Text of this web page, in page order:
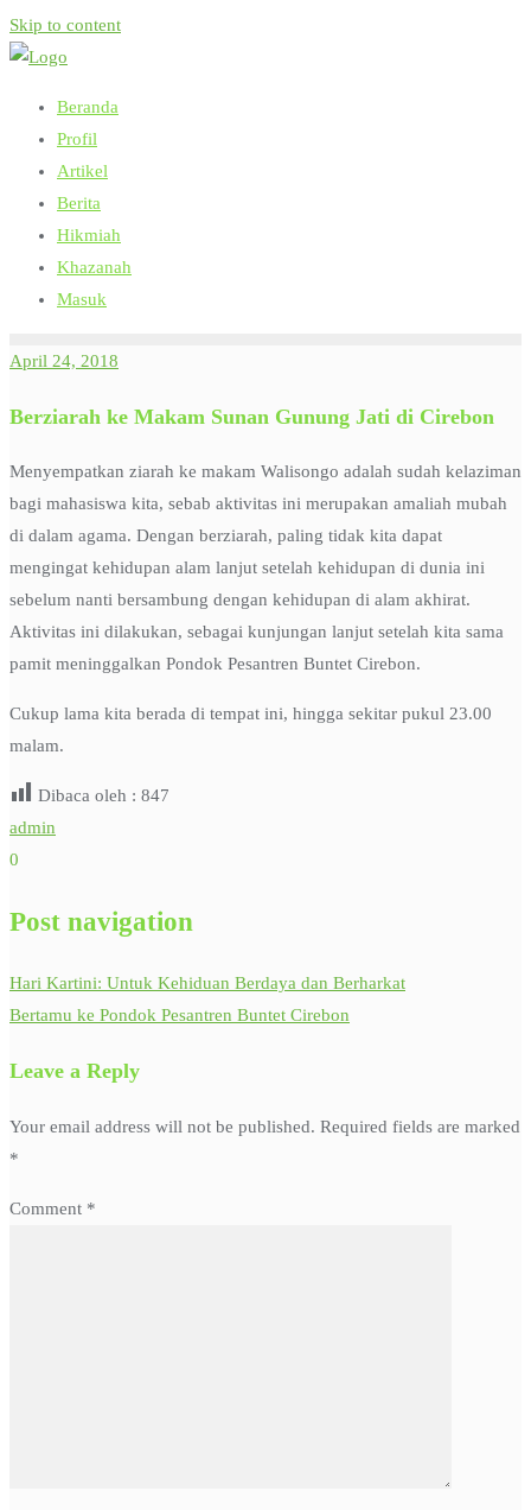
Skip to content
Beranda
Profil
Artikel
Berita
Hikmiah
Khazanah
Masuk
April 24, 2018
Berziarah ke Makam Sunan Gunung Jati di Cirebon
Menyempatkan ziarah ke makam Walisongo adalah sudah kelaziman
bagi mahasiswa kita, sebab aktivitas ini merupakan amaliah mubah
di dalam agama. Dengan berziarah, paling tidak kita dapat
mengingat kehidupan alam lanjut setelah kehidupan di dunia ini
sebelum nanti bersambung dengan kehidupan di alam akhirat.
Aktivitas ini dilakukan, sebagai kunjungan lanjut setelah kita sama
pamit meninggalkan Pondok Pesantren Buntet Cirebon.
Cukup lama kita berada di tempat ini, hingga sekitar pukul 23.00
malam.
Dibaca oleh : 847
admin
0
Post navigation
Hari Kartini: Untuk Kehiduan Berdaya dan Berharkat
Bertamu ke Pondok Pesantren Buntet Cirebon
Leave a Reply
Your email address will not be published. Required fields are marked
*
Comment *